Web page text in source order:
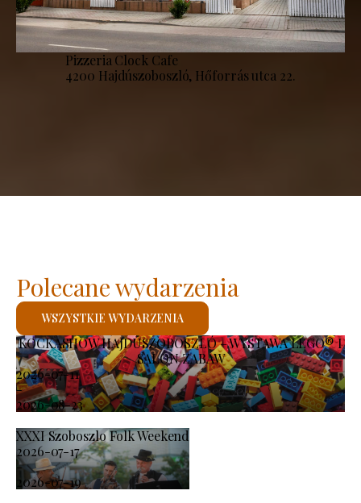
Pizzeria Clock Cafe
4200 Hajdúszoboszló, Hőforrás utca 22.
KOCKASHOW HAJDÚSZOBOSZLÓ – WYSTAWA LEGO® I
SALON ZABAW
2026-07-11
-
2026-08-23
XXXI Szoboszlo Folk Weekend
2026-07-17
-
2026-07-19
Polecane wydarzenia
WSZYSTKIE WYDARZENIA